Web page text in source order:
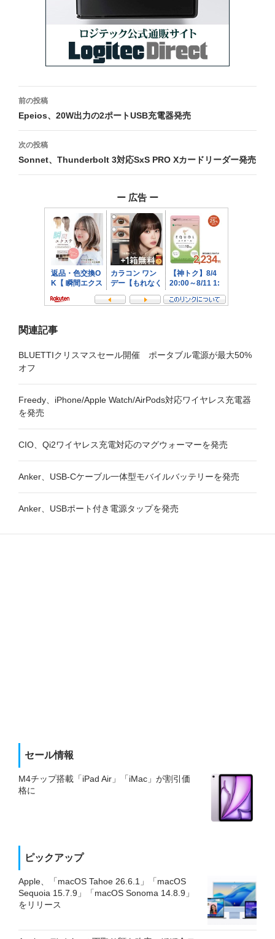
投
稿
ナ
ビ
前の投稿
Epeios、20W出力の2ポートUSB充電器発売
次の投稿
Sonnet、Thunderbolt 3対応SxS PRO Xカードリーダー発売
ー 広告 ー
関連記事
BLUETTIクリスマスセール開催 ポータブル電源が最大50%
オフ
Freedy、iPhone/Apple Watch/AirPods対応ワイヤレス充電器
を発売
CIO、Qi2ワイヤレス充電対応のマグウォーマーを発売
Anker、USB-Cケーブル一体型モバイルバッテリーを発売
Anker、USBポート付き電源タップを発売
セール情報
M4チップ搭載「iPad Air」「iMac」が割引価
格に
ピックアップ
Apple、「macOS Tahoe 26.6.1」「macOS
Sequoia 15.7.9」「macOS Sonoma 14.8.9」
をリリース